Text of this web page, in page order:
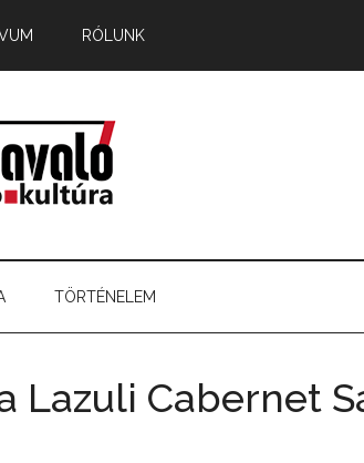
RÓLUNK
TÖRTÉNELEM
Lazuli Cabernet